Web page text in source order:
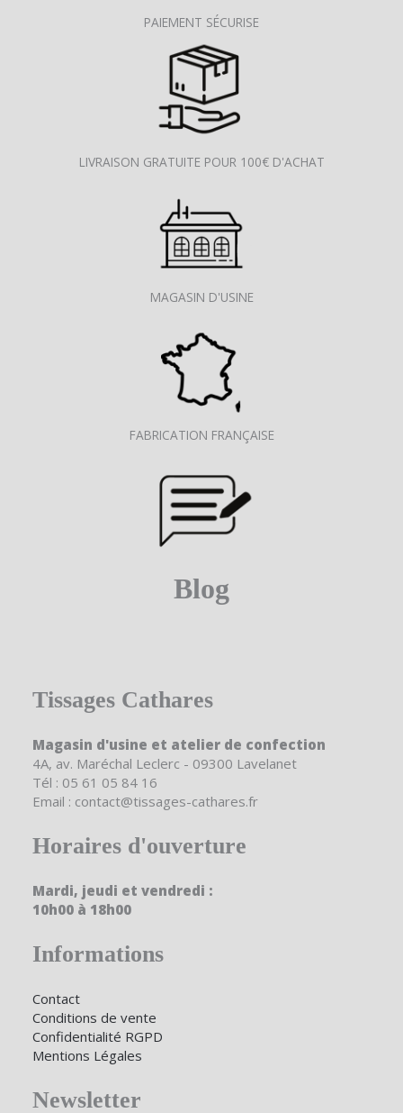
PAIEMENT SÉCURISE
LIVRAISON GRATUITE POUR 100€ D'ACHAT
MAGASIN D'USINE
FABRICATION FRANÇAISE
Blog
Tissages Cathares
Magasin d'usine et atelier de confection
4A, av. Maréchal Leclerc - 09300 Lavelanet
Tél : 05 61 05 84 16
Email : contact@tissages-cathares.fr
Horaires d'ouverture
Mardi, jeudi et vendredi :
10h00 à 18h00
Informations
Contact
Conditions de vente
Confidentialité RGPD
Mentions Légales
Newsletter